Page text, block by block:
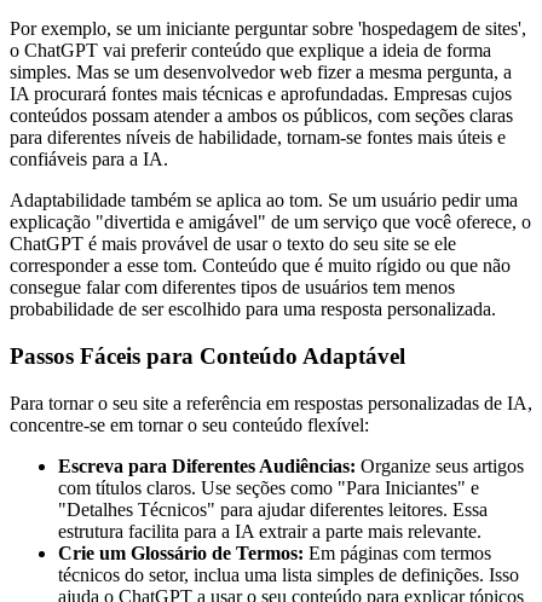
Por exemplo, se um iniciante perguntar sobre 'hospedagem de sites',
o ChatGPT vai preferir conteúdo que explique a ideia de forma
simples. Mas se um desenvolvedor web fizer a mesma pergunta, a
IA procurará fontes mais técnicas e aprofundadas. Empresas cujos
conteúdos possam atender a ambos os públicos, com seções claras
para diferentes níveis de habilidade, tornam-se fontes mais úteis e
confiáveis para a IA.
Adaptabilidade também se aplica ao tom. Se um usuário pedir uma
explicação "divertida e amigável" de um serviço que você oferece, o
ChatGPT é mais provável de usar o texto do seu site se ele
corresponder a esse tom. Conteúdo que é muito rígido ou que não
consegue falar com diferentes tipos de usuários tem menos
probabilidade de ser escolhido para uma resposta personalizada.
Passos Fáceis para Conteúdo Adaptável
Para tornar o seu site a referência em respostas personalizadas de IA,
concentre-se em tornar o seu conteúdo flexível:
Escreva para Diferentes Audiências: Organize seus artigos
com títulos claros. Use seções como "Para Iniciantes" e
"Detalhes Técnicos" para ajudar diferentes leitores. Essa
estrutura facilita para a IA extrair a parte mais relevante.
Crie um Glossário de Termos: Em páginas com termos
técnicos do setor, inclua uma lista simples de definições. Isso
ajuda o ChatGPT a usar o seu conteúdo para explicar tópicos